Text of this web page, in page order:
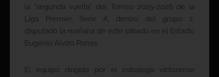
la “segunda vuelta” del Torneo 2025-2026 de la
Liga Premier, Serie A, dentro del grupo 2,
disputado la mañana de este sábado en el Estadio
Eugenio Alvizo Porras.
El equipo dirigido por el estratega victorense